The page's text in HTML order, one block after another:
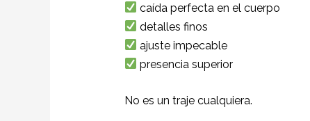
caída perfecta en el cuerpo
detalles finos
ajuste impecable
presencia superior
No es un traje cualquiera.